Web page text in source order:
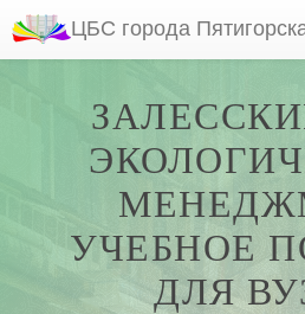
ЦБС города
УЧЕБНОЕ
ДЛЯ